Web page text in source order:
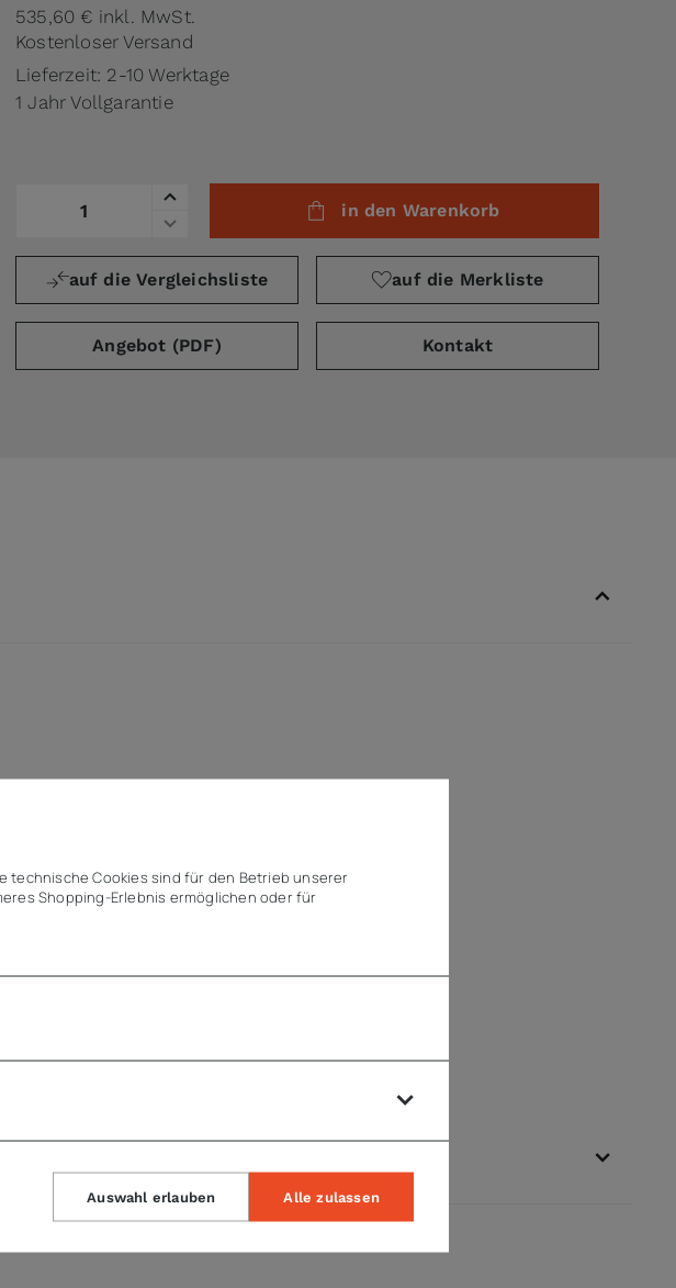
535,60 € inkl. MwSt.
Kostenloser Versand
Lieferzeit: 2-10 Werktage
1 Jahr Vollgarantie
in den Warenkorb
auf die Vergleichsliste auf die Merkliste
Angebot (PDF) Kontakt
technische Cookies sind für den Betrieb unserer
Shopping-Erlebnis ermöglichen oder für
Auswahl erlauben Alle zulassen